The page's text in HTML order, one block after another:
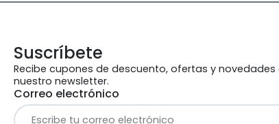
Suscríbete
Recibe cupones de descuento, ofertas y novedades
nuestro newsletter.
Correo electrónico